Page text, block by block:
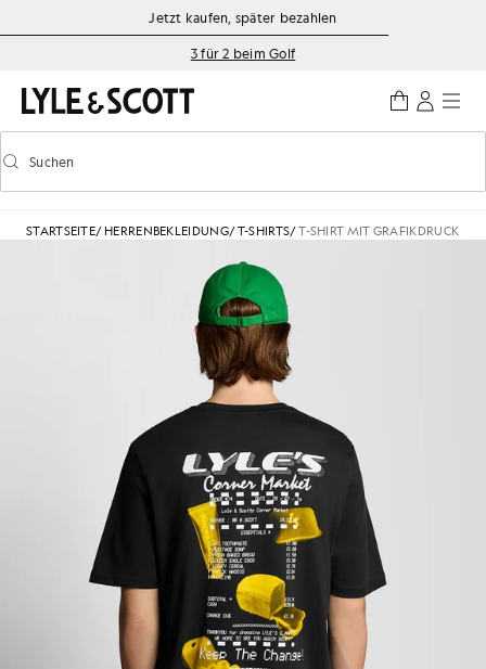
Zum Hauptinhalt springen
Informationen zur Barrierefreiheit
Jetzt kaufen, später bezahlen
3 für 2 beim Golf
Vorausschauende Suche ein-/ausschalten
Suchen
STARTSEITE/ HERRENBEKLEIDUNG/T-SHIRTS/T-SHIRT MIT GRAFIKDRUCK